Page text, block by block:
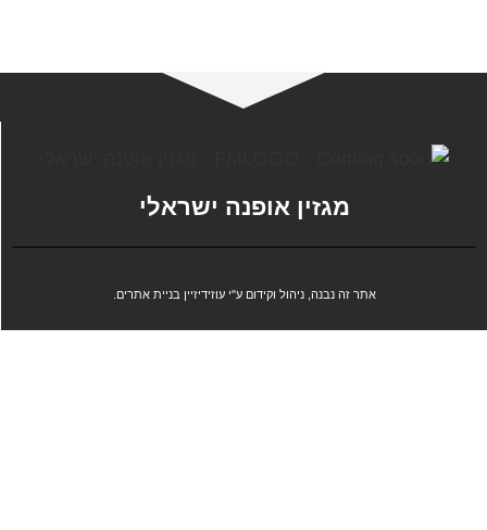
מגזין אופנה ישראלי
אתר זה נבנה, ניהול וקידום ע"י עוזידיזיין בניית אתרים.